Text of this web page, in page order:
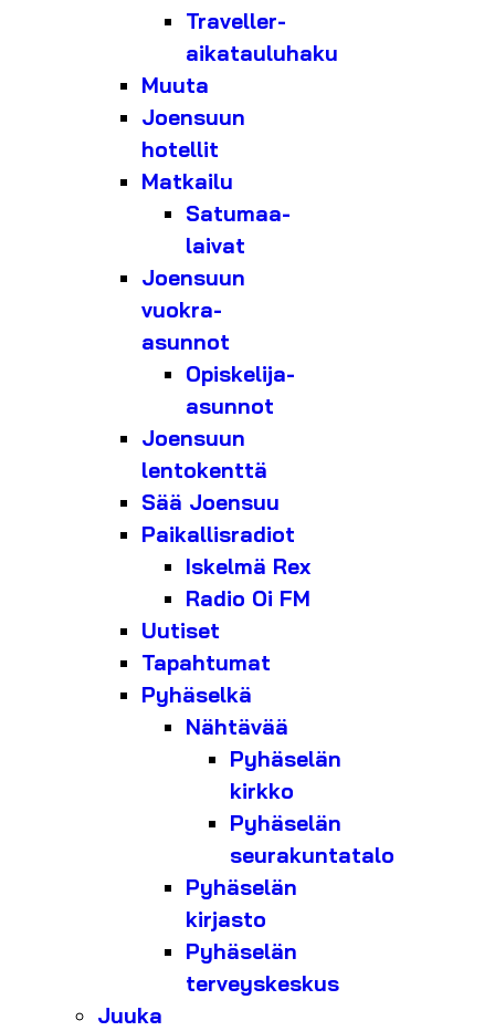
Traveller-
aikatauluhaku
Muuta
Joensuun
hotellit
Matkailu
Satumaa-
laivat
Joensuun
vuokra-
asunnot
Opiskelija-
asunnot
Joensuun
lentokenttä
Sää Joensuu
Paikallisradiot
Iskelmä Rex
Radio Oi FM
Uutiset
Tapahtumat
Pyhäselkä
Nähtävää
Pyhäselän
kirkko
Pyhäselän
seurakuntatalo
Pyhäselän
kirjasto
Pyhäselän
terveyskeskus
Juuka